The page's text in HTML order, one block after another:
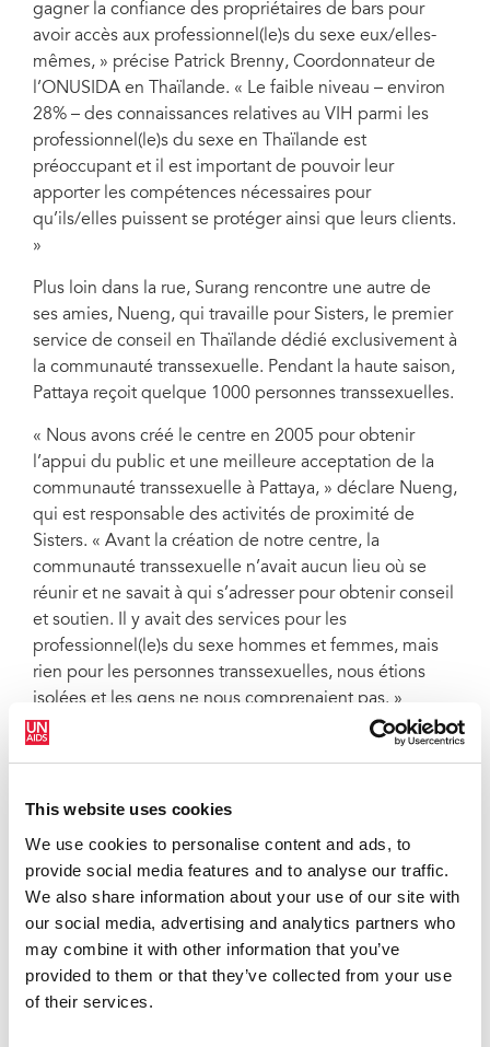
This website uses cookies
We use cookies to personalise content and ads, to
provide social media features and to analyse our traffic.
We also share information about your use of our site with
our social media, advertising and analytics partners who
may combine it with other information that you’ve
provided to them or that they’ve collected from your use
of their services.
gagner la confiance des propriétaires de bars pour
avoir accès aux professionnel(le)s du sexe eux/elles-
mêmes, » précise Patrick Brenny, Coordonnateur de
l’ONUSIDA en Thaïlande. « Le faible niveau – environ
28% – des connaissances relatives au VIH parmi les
professionnel(le)s du sexe en Thaïlande est
préoccupant et il est important de pouvoir leur
apporter les compétences nécessaires pour
qu’ils/elles puissent se protéger ainsi que leurs clients.
»
Plus loin dans la rue, Surang rencontre une autre de
ses amies, Nueng, qui travaille pour Sisters, le premier
service de conseil en Thaïlande dédié exclusivement à
la communauté transsexuelle. Pendant la haute saison,
Pattaya reçoit quelque 1000 personnes transsexuelles.
« Nous avons créé le centre en 2005 pour obtenir
l’appui du public et une meilleure acceptation de la
communauté transsexuelle à Pattaya, » déclare Nueng,
qui est responsable des activités de proximité de
Sisters. « Avant la création de notre centre, la
communauté transsexuelle n’avait aucun lieu où se
réunir et ne savait à qui s’adresser pour obtenir conseil
et soutien. Il y avait des services pour les
professionnel(le)s du sexe hommes et femmes, mais
rien pour les personnes transsexuelles, nous étions
isolées et les gens ne nous comprenaient pas. »
Pattaya est devenu le lieu favori de permission des
soldats américains durant la guerre du Viet Nam et est
qui attire des milliers de visiteurs chaque année.
Sisters, comme Swing, dispose d’un centre d’accueil à
Pattaya, qui offre des services médicaux, le conseil,
l’acquisition de compétences ainsi que des activités
sociales comme le maquillage, le sport et la cuisine.
Nueng est elle-même transsexuelle et comprend donc
bien la stigmatisation et la discrimination auxquelles